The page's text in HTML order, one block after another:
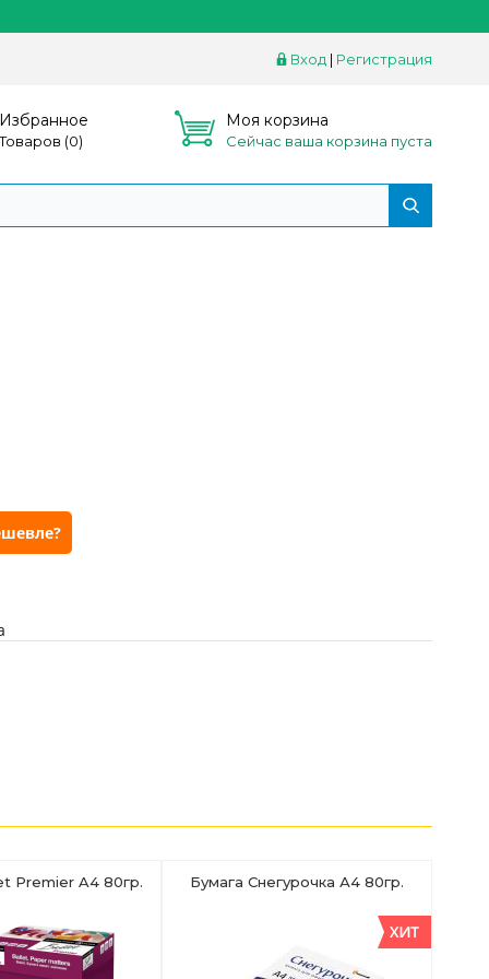
Вход | Регистрация
Избранное
Товаров (0)
Моя корзина
Сейчас ваша корзина пуста
Premier A4 80гр. Бумага Снегурочка А4 80гр.